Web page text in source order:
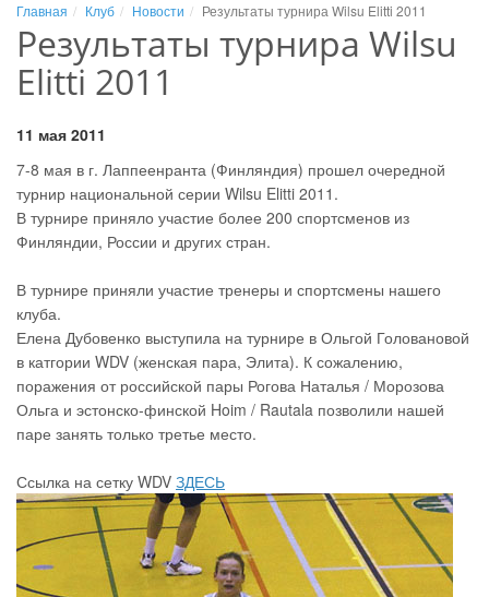
Главная Клуб Новости Результаты турнира Wilsu Elitti 2011
Результаты турнира Wilsu
Elitti 2011
11 мая 2011
7-8 мая в г. Лаппеенранта (Финляндия) прошел очередной
турнир национальной серии Wilsu Elitti 2011.
В турнире приняло участие более 200 спортсменов из
Финляндии, России и других стран.
В турнире приняли участие тренеры и спортсмены нашего
клуба.
Елена Дубовенко выступила на турнире в Ольгой Головановой
в катгории WDV (женская пара, Элита). К сожалению,
поражения от российской пары Рогова Наталья / Морозова
Ольга и эстонско-финской Hoim / Rautala позволили нашей
паре занять только третье место.
Ссылка на сетку WDV ЗДЕСЬ